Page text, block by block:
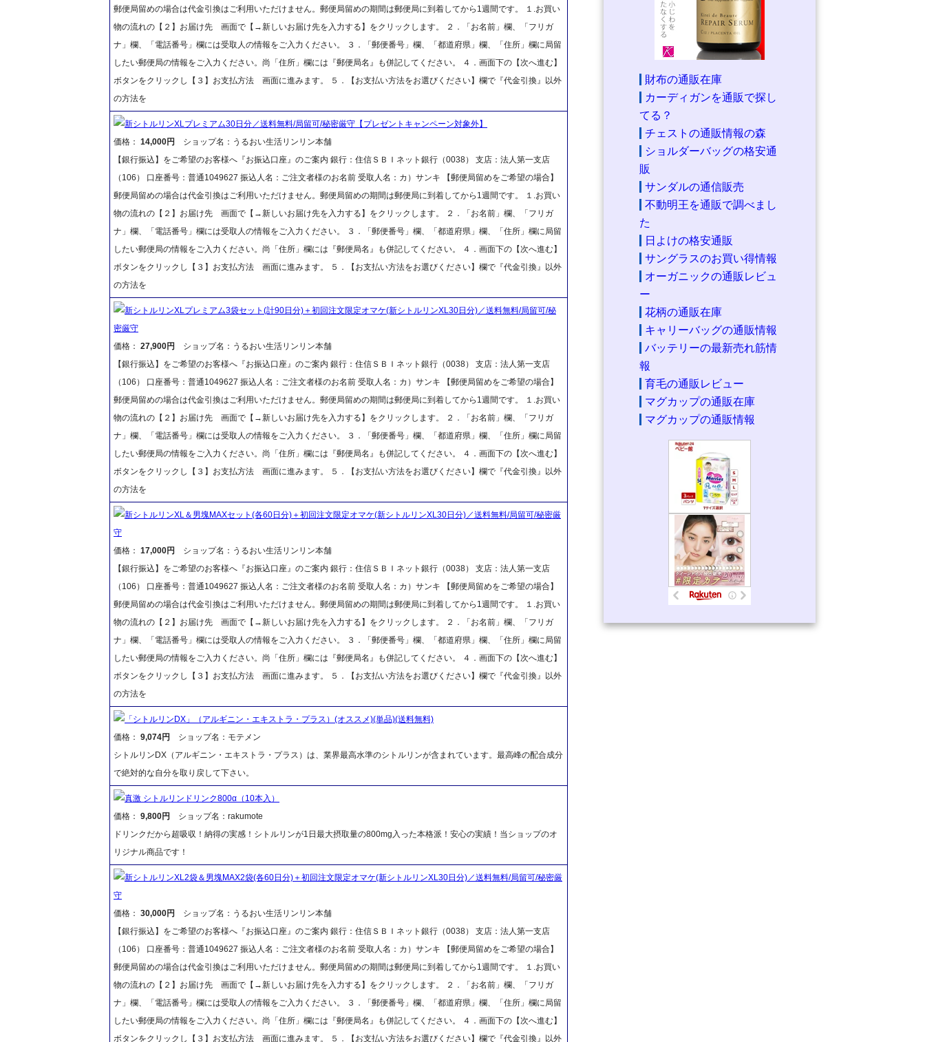
郵便局留めの場合は代金引換はご利用いただけません。郵便局留めの期間は郵便局に到着してから1週間です。 １.お買い
物の流れの【２】お届け先 画面で【→新しいお届け先を入力する】をクリックします。 ２．「お名前」欄、「フリガ
ナ」欄、「電話番号」欄には受取人の情報をご入力ください。 ３．「郵便番号」欄、「都道府県」欄、「住所」欄に局留
したい郵便局の情報をご入力ください。尚「住所」欄には『郵便局名』も併記してください。 ４．画面下の【次へ進む】
ボタンをクリックし【３】お支払方法 画面に進みます。 ５．【お支払い方法をお選びください】欄で『代金引換』以外
の方法を
新シトルリンXLプレミアム30日分／送料無料/局留可/秘密厳守【プレゼントキャンペーン対象外】
価格： 14,000円
ショップ名：うるおい生活リンリン本舗
【銀行振込】をご希望のお客様へ『お振込口座』のご案内 銀行：住信ＳＢＩネット銀行（0038） 支店：法人第一支店
（106） 口座番号：普通1049627 振込人名：ご注文者様のお名前 受取人名：カ）サンキ 【郵便局留めをご希望の場合】
郵便局留めの場合は代金引換はご利用いただけません。郵便局留めの期間は郵便局に到着してから1週間です。 １.お買い
物の流れの【２】お届け先 画面で【→新しいお届け先を入力する】をクリックします。 ２．「お名前」欄、「フリガ
ナ」欄、「電話番号」欄には受取人の情報をご入力ください。 ３．「郵便番号」欄、「都道府県」欄、「住所」欄に局留
したい郵便局の情報をご入力ください。尚「住所」欄には『郵便局名』も併記してください。 ４．画面下の【次へ進む】
ボタンをクリックし【３】お支払方法 画面に進みます。 ５．【お支払い方法をお選びください】欄で『代金引換』以外
の方法を
新シトルリンXLプレミアム3袋セット(計90日分)＋初回注文限定オマケ(新シトルリンXL30日分)／送料無料/局留可/秘
密厳守
価格： 27,900円
ショップ名：うるおい生活リンリン本舗
【銀行振込】をご希望のお客様へ『お振込口座』のご案内 銀行：住信ＳＢＩネット銀行（0038） 支店：法人第一支店
（106） 口座番号：普通1049627 振込人名：ご注文者様のお名前 受取人名：カ）サンキ 【郵便局留めをご希望の場合】
郵便局留めの場合は代金引換はご利用いただけません。郵便局留めの期間は郵便局に到着してから1週間です。 １.お買い
物の流れの【２】お届け先 画面で【→新しいお届け先を入力する】をクリックします。 ２．「お名前」欄、「フリガ
ナ」欄、「電話番号」欄には受取人の情報をご入力ください。 ３．「郵便番号」欄、「都道府県」欄、「住所」欄に局留
したい郵便局の情報をご入力ください。尚「住所」欄には『郵便局名』も併記してください。 ４．画面下の【次へ進む】
ボタンをクリックし【３】お支払方法 画面に進みます。 ５．【お支払い方法をお選びください】欄で『代金引換』以外
の方法を
新シトルリンXL＆男塊MAXセット(各60日分)＋初回注文限定オマケ(新シトルリンXL30日分)／送料無料/局留可/秘密厳
守
価格： 17,000円
ショップ名：うるおい生活リンリン本舗
【銀行振込】をご希望のお客様へ『お振込口座』のご案内 銀行：住信ＳＢＩネット銀行（0038） 支店：法人第一支店
（106） 口座番号：普通1049627 振込人名：ご注文者様のお名前 受取人名：カ）サンキ 【郵便局留めをご希望の場合】
郵便局留めの場合は代金引換はご利用いただけません。郵便局留めの期間は郵便局に到着してから1週間です。 １.お買い
物の流れの【２】お届け先 画面で【→新しいお届け先を入力する】をクリックします。 ２．「お名前」欄、「フリガ
ナ」欄、「電話番号」欄には受取人の情報をご入力ください。 ３．「郵便番号」欄、「都道府県」欄、「住所」欄に局留
したい郵便局の情報をご入力ください。尚「住所」欄には『郵便局名』も併記してください。 ４．画面下の【次へ進む】
ボタンをクリックし【３】お支払方法 画面に進みます。 ５．【お支払い方法をお選びください】欄で『代金引換』以外
の方法を
「シトルリンDX」（アルギニン・エキストラ・プラス）(オススメ)(単品)(送料無料)
価格： 9,074円
ショップ名：モテメン
シトルリンDX（アルギニン・エキストラ・プラス）は、業界最高水準のシトルリンが含まれています。最高峰の配合成分
で絶対的な自分を取り戻して下さい。
真激 シトルリンドリンク800α（10本入）
価格： 9,800円
ショップ名：rakumote
ドリンクだから超吸収！納得の実感！シトルリンが1日最大摂取量の800mg入った本格派！安心の実績！当ショップのオ
リジナル商品です！
新シトルリンXL2袋＆男塊MAX2袋(各60日分)＋初回注文限定オマケ(新シトルリンXL30日分)／送料無料/局留可/秘密厳
守
価格： 30,000円
ショップ名：うるおい生活リンリン本舗
【銀行振込】をご希望のお客様へ『お振込口座』のご案内 銀行：住信ＳＢＩネット銀行（0038） 支店：法人第一支店
（106） 口座番号：普通1049627 振込人名：ご注文者様のお名前 受取人名：カ）サンキ 【郵便局留めをご希望の場合】
郵便局留めの場合は代金引換はご利用いただけません。郵便局留めの期間は郵便局に到着してから1週間です。 １.お買い
物の流れの【２】お届け先 画面で【→新しいお届け先を入力する】をクリックします。 ２．「お名前」欄、「フリガ
ナ」欄、「電話番号」欄には受取人の情報をご入力ください。 ３．「郵便番号」欄、「都道府県」欄、「住所」欄に局留
したい郵便局の情報をご入力ください。尚「住所」欄には『郵便局名』も併記してください。 ４．画面下の【次へ進む】
ボタンをクリックし【３】お支払方法 画面に進みます。 ５．【お支払い方法をお選びください】欄で『代金引換』以外
財布の通販在庫
カーディガンを通販で探し
てる？
チェストの通販情報の森
ショルダーバッグの格安通
販
サンダルの通信販売
不動明王を通販で調べまし
た
日よけの格安通販
サングラスのお買い得情報
オーガニックの通販レビュ
ー
花柄の通販在庫
キャリーバッグの通販情報
バッテリーの最新売れ筋情
報
育毛の通販レビュー
マグカップの通販在庫
マグカップの通販情報